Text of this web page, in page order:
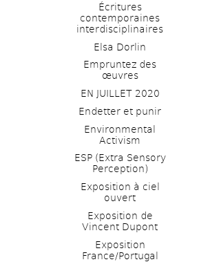
Écritures
contemporaines
interdisciplinaires
Elsa Dorlin
Empruntez des
œuvres
EN JUILLET 2020
Endetter et punir
Environmental
Activism
ESP (Extra Sensory
Perception)
Exposition à ciel
ouvert
Exposition de
Vincent Dupont
Exposition
France/Portugal